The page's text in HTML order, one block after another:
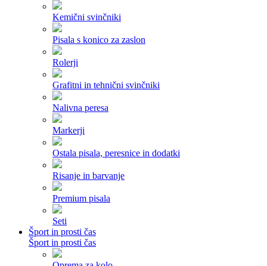
Kemični svinčniki
Pisala s konico za zaslon
Rolerji
Grafitni in tehnični svinčniki
Nalivna peresa
Markerji
Ostala pisala, peresnice in dodatki
Risanje in barvanje
Premium pisala
Seti
Šport in prosti čas
Šport in prosti čas